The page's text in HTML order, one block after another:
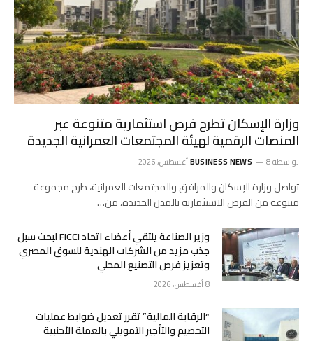
وزارة الإسكان تطرح فرص استثمارية متنوعة عبر
المنصات الرقمية لهيئة المجتمعات العمرانية الجديدة
بواسطة BUSINESS NEWS 8 أغسطس، 2026
تواصل وزارة الإسكان والمرافق والمجتمعات العمرانية، طرح مجموعة
متنوعة من الفرص الاستثمارية بالمدن الجديدة، من…
وزير الصناعة يلتقي أعضاء اتحاد FICCI لبحث سبل
جذب مزيد من الشركات الهندية للسوق المصري
وتعزيز فرص التصنيع المحلي
8 أغسطس، 2026
“الرقابة المالية” تقرر تعديل ضوابط عمليات
التخصيم والتأجير التمويلي بالعملة الأجنبية